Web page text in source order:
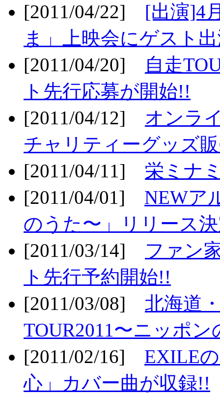
[2011/04/22] [出演]4
ま」上映会にゲスト
[2011/04/20]
自走
ト先行応募が開始!!
[2011/04/12] オンラ
チャリティーグッズ
[2011/04/11] 栄ミナ
[2011/04/01] NEWア
のうた〜」リリース
[2011/03/14] ファン
ト先行予約開始!!
[2011/03/08] 北海道
TOUR2011〜ニッポ
[2011/02/16] EXILE
心」カバー曲が収録!!